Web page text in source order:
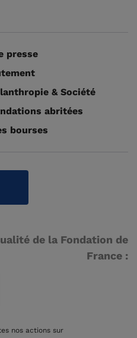
presse
& Société
abritées
bourses
de la Fondation de
France :
nos actions sur